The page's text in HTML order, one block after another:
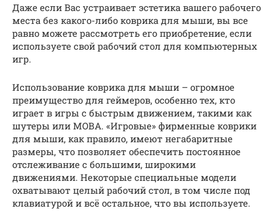
Даже если Вас устраивает эстетика вашего рабочего
места без какого-либо коврика для мыши, вы все
равно можете рассмотреть его приобретение, если
используете свой рабочий стол для компьютерных
игр.
Использование коврика для мыши – огромное
преимущество для геймеров, особенно тех, кто
играет в игры с быстрым движением, такими как
шутеры или MOBA. «Игровые» фирменные коврики
для мыши, как правило, имеют негабаритные
размеры, что позволяет обеспечить постоянное
отслеживание с большими, широкими
движениями. Некоторые специальные модели
охватывают целый рабочий стол, в том числе под
клавиатурой и всё остальное, что вы используете.